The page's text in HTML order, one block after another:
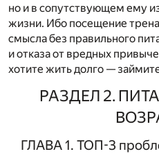
но и в сопутствующем ему
жизни. Ибо посещение
смысла без правильного
и отказа от вредных
хотите жить долго —
РАЗДЕЛ 2.
ГЛАВА 1. ТОП-3